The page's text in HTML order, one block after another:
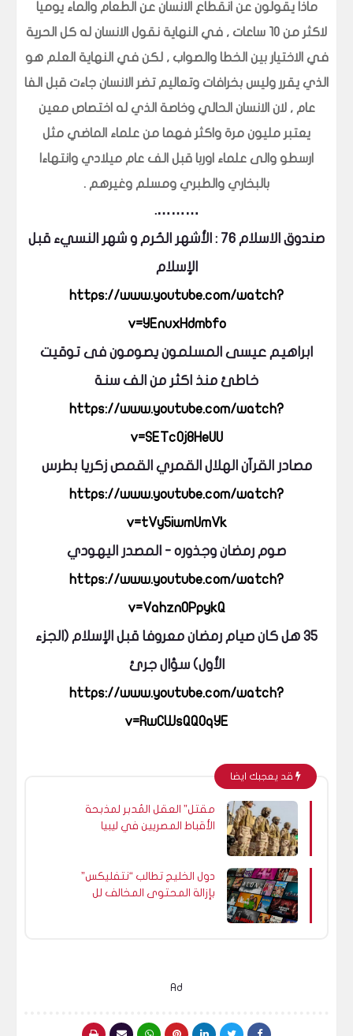
ماذا يقولون عن انقطاع الانسان عن الطعام والماء يوميا
لاكثر من 10 ساعات , في النهاية نقول الانسان له كل الحرية
في الاختيار بين الخطا والصواب , لكن في النهاية العلم هو
الذي يقرر وليس بخرافات وتعاليم تضر الانسان جاءت قبل الفا
عام , لان الانسان الحالي وخاصة الذي له اختصاص معين
يعتبر مليون مرة واكثر فهما من علماء الماضي مثل
ارسطو والى علماء اوربا قبل الف عام ميلادي وانتهاءا
بالبخاري والطبري ومسلم وغيرهم .
……….
صندوق الاسلام 76 : الأشهر الحُرم و شهر النسيء قبل
الإسلام
https://www.youtube.com/watch?
v=YEnuxHdmbfo
ابراهيم عيسى المسلمون يصومون فى توقيت
خاطئ منذ اكثر من الف سنة
https://www.youtube.com/watch?
v=SETc0j8HeUU
مصادر القرآن الهلال القمري القمص زكريا بطرس
https://www.youtube.com/watch?
v=tVy5iwmUmVk
صوم رمضان وجذوره - المصدر اليهودي
https://www.youtube.com/watch?
v=VahznOPpykQ
35 هل كان صيام رمضان معروفا قبل الإسلام (الجزء
الأول) سؤال جرئ
https://www.youtube.com/watch?
v=RwCWsQQ0qYE
قد يعجبك ايضا
مقتل” العقل المُدبر لمذبحة
الأقباط المصريين في ليبيا
دول الخليج تطالب “نتفليكس”
بإزالة المحتوى المخالف لل
Ad